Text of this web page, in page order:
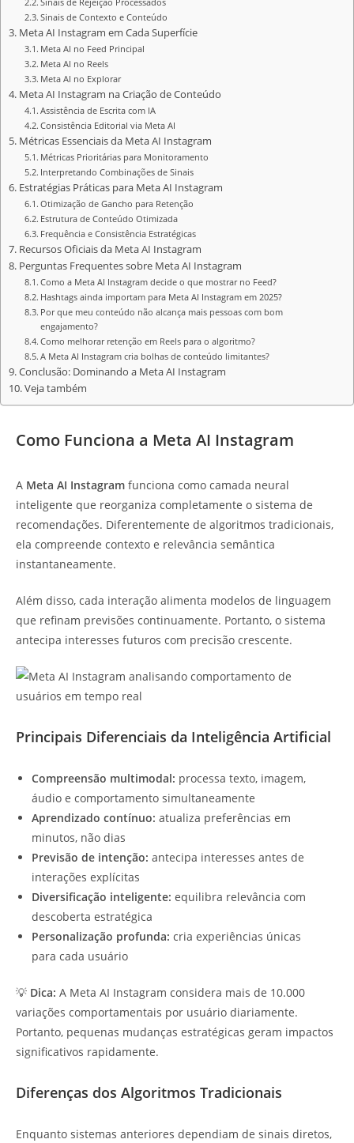
Sinais de Contexto e Conteúdo
Meta AI Instagram em Cada Superfície
Meta AI no Feed Principal
Meta AI no Reels
Meta AI no Explorar
Meta AI Instagram na Criação de Conteúdo
Assistência de Escrita com IA
Consistência Editorial via Meta AI
Métricas Essenciais da Meta AI Instagram
Métricas Prioritárias para Monitoramento
Interpretando Combinações de Sinais
Estratégias Práticas para Meta AI Instagram
Otimização de Gancho para Retenção
Estrutura de Conteúdo Otimizada
Frequência e Consistência Estratégicas
Recursos Oficiais da Meta AI Instagram
Perguntas Frequentes sobre Meta AI Instagram
Como a Meta AI Instagram decide o que mostrar no Feed?
Hashtags ainda importam para Meta AI Instagram em 2025?
Por que meu conteúdo não alcança mais pessoas com bom
engajamento?
Como melhorar retenção em Reels para o algoritmo?
A Meta AI Instagram cria bolhas de conteúdo limitantes?
Conclusão: Dominando a Meta AI Instagram
Veja também
Como Funciona a Meta AI Instagram
A Meta AI Instagram funciona como camada neural
inteligente que reorganiza completamente o sistema de
recomendações. Diferentemente de algoritmos tradicionais,
ela compreende contexto e relevância semântica
instantaneamente.
Além disso, cada interação alimenta modelos de linguagem
que refinam previsões continuamente. Portanto, o sistema
antecipa interesses futuros com precisão crescente.
Principais Diferenciais da Inteligência Artificial
Compreensão multimodal: processa texto, imagem,
áudio e comportamento simultaneamente
Aprendizado contínuo: atualiza preferências em
minutos, não dias
Previsão de intenção: antecipa interesses antes de
interações explícitas
Diversificação inteligente: equilibra relevância com
descoberta estratégica
Personalização profunda: cria experiências únicas
para cada usuário
💡 Dica: A Meta AI Instagram considera mais de 10.000
variações comportamentais por usuário diariamente.
Portanto, pequenas mudanças estratégicas geram impactos
significativos rapidamente.
Diferenças dos Algoritmos Tradicionais
Enquanto sistemas anteriores dependiam de sinais diretos,